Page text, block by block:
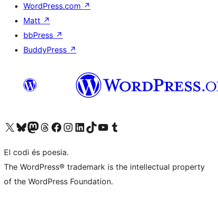
WordPress.com ↗
Matt ↗
bbPress ↗
BuddyPress ↗
Visiteu el nostre compte X (abans Twitter)
Visiteu el nostre compte de Bluesky
Visiteu el nostre compte al Mastodon
Visiteu el nostre compte de Threads
Visiteu la nostra pàgina al Facebook
Visiteu el nostre compte d'Instagram
Visiteu el nostre compte de LinkedIn
Visiteu el nostre compte de TikTok
Visiteu el nostre canal al YouTube
Visiteu el nostre compte de Tumblr
El codi és poesia.
The WordPress® trademark is the intellectual property
of the WordPress Foundation.